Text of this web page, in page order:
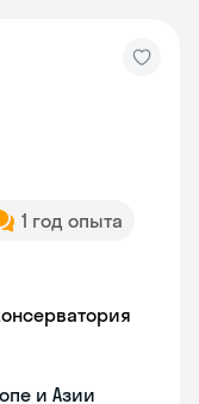
1 год опыта
и Азии